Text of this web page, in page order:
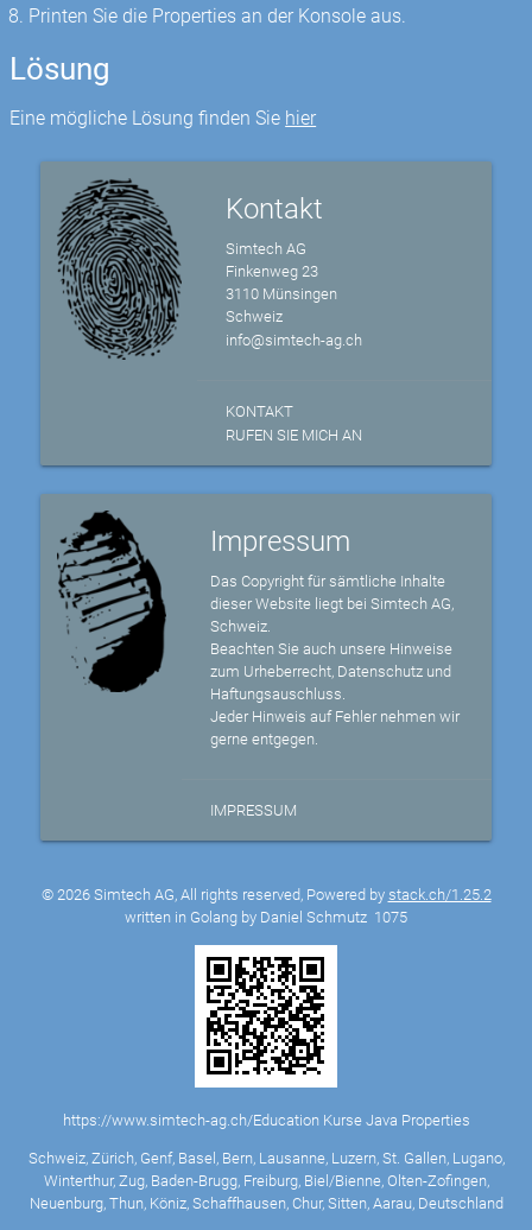
Printen Sie die Properties an der Konsole aus.
Lösung
Eine mögliche Lösung finden Sie hier
Kontakt
Simtech AG
Finkenweg 23
3110 Münsingen
Schweiz
info@simtech-ag.ch
KONTAKT
RUFEN SIE MICH AN
Impressum
Das Copyright für sämtliche Inhalte
dieser Website liegt bei Simtech AG,
Schweiz.
Beachten Sie auch unsere Hinweise
zum Urheberrecht, Datenschutz und
Haftungsauschluss.
Jeder Hinweis auf Fehler nehmen wir
gerne entgegen.
IMPRESSUM
© 2026 Simtech AG, All rights reserved, Powered by stack.ch/1.25.2
written in Golang by Daniel Schmutz 1075
https://www.simtech-ag.ch/Education Kurse Java Properties
Schweiz, Zürich, Genf, Basel, Bern, Lausanne, Luzern, St. Gallen, Lugano,
Winterthur, Zug, Baden-Brugg, Freiburg, Biel/Bienne, Olten-Zofingen,
Neuenburg, Thun, Köniz, Schaffhausen, Chur, Sitten, Aarau, Deutschland